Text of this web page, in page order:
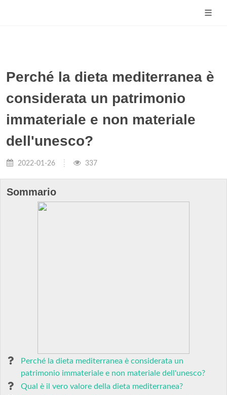
Perché la dieta mediterranea è
considerata un patrimonio
immateriale e non materiale
dell'unesco?
2022-01-26 337
Sommario
Perché la dieta mediterranea è considerata un
patrimonio immateriale e non materiale dell'unesco?
Qual è il vero valore della dieta mediterranea?